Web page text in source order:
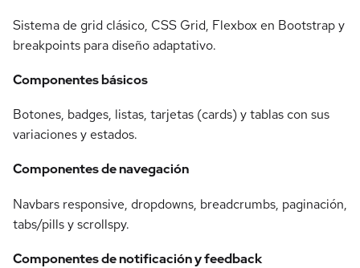
Sistema de grid clásico, CSS Grid, Flexbox en Bootstrap y
breakpoints para diseño adaptativo.
Componentes básicos
Botones, badges, listas, tarjetas (cards) y tablas con sus
variaciones y estados.
Componentes de navegación
Navbars responsive, dropdowns, breadcrumbs, paginación,
tabs/pills y scrollspy.
Componentes de notificación y feedback